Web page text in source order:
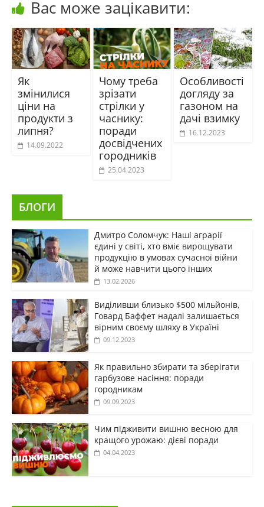
Вас може зацікавити:
Як
змінилися
ціни на
продукти з
липня?
14.09.2022
Чому треба
зрізати
стрілки у
часнику:
поради
досвідчених
городників
25.04.2023
Особливості
догляду за
газоном на
дачі взимку
16.12.2023
БЛОГИ
Дмитро Соломчук: Наші аграрії
єдині у світі, хто вміє вирощувати
продукцію в умовах сучасної війни
й може навчити цього інших
13.02.2026
Виділивши близько $500 мільйонів,
Говард Баффет надалі залишається
вірним своєму шляху в Україні
09.12.2023
Як правильно збирати та зберігати
гарбузове насіння: поради
городникам
09.09.2023
Чим підживити вишню весною для
кращого урожаю: дієві поради
04.04.2023